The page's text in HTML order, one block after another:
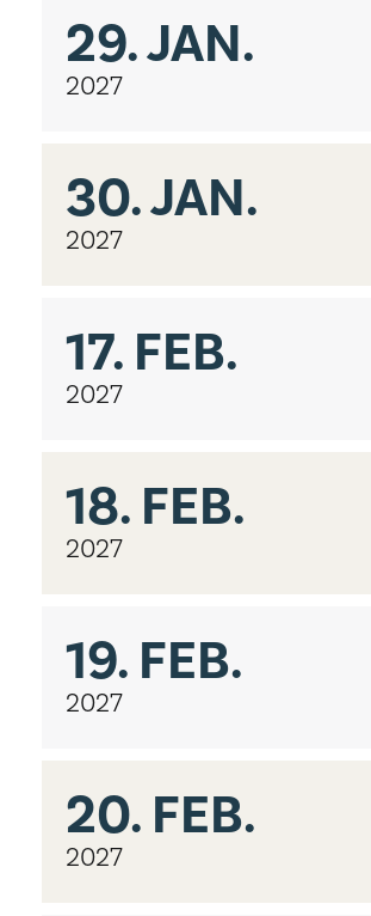
29.JAN.
2027
30.JAN.
2027
17. FEB.
2027
18. FEB.
2027
19. FEB.
2027
20. FEB.
2027